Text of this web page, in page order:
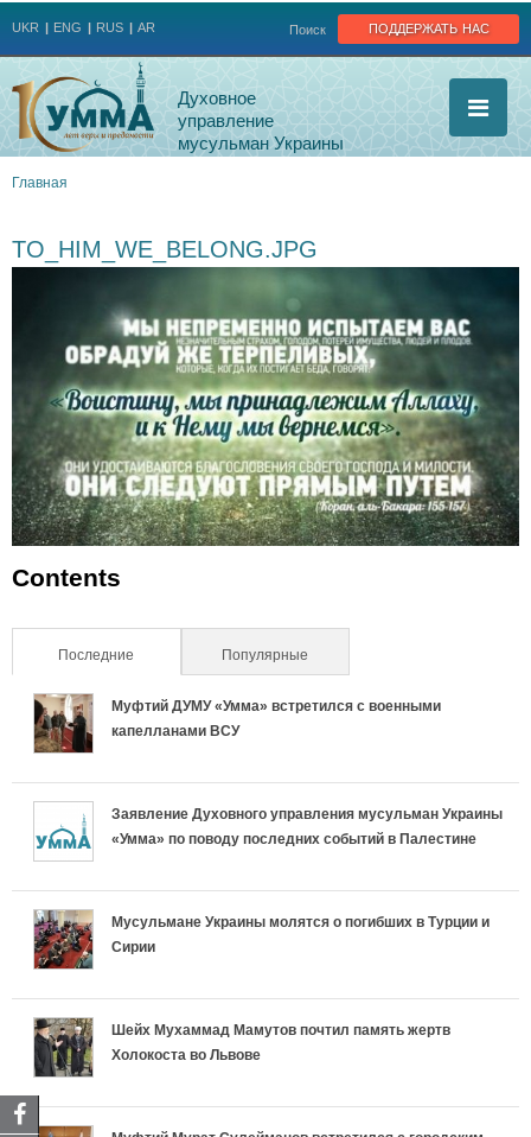
поддержать нас
Поиск
UKR ENG RUS AR
Духовное
управление
мусульман Украины
здесь
Главная
TO_HIM_WE_BELONG.JPG
Contents
Последние (активная вкладка)Популярные
Муфтий ДУМУ «Умма» встретился с военными
капелланами ВСУ
Заявление Духовного управления мусульман Украины
«Умма» по поводу последних событий в Палестине
Мусульмане Украины молятся о погибших в Турции и
Сирии
Шейх Мухаммад Мамутов почтил память жертв
Холокоста во Львове